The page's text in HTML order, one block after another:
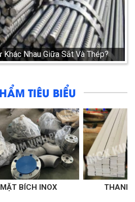
Khác Nhau Giữa Sắt Và Thép?
TIÊU BIỂU
THANH LA INOX